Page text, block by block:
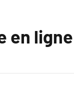
en ligne